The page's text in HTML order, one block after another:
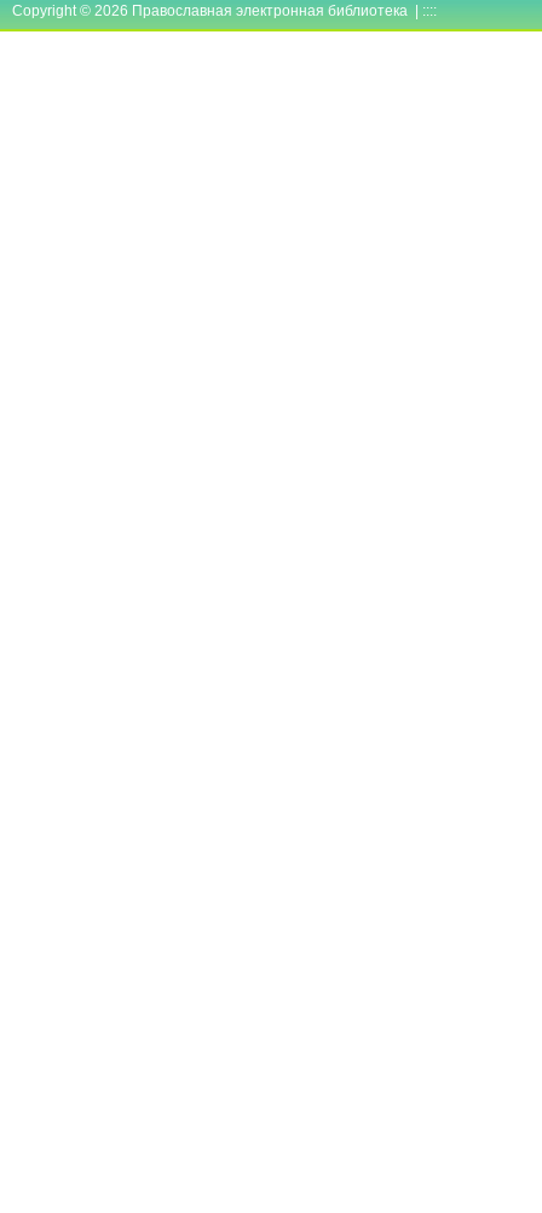
Copyright © 2026 Православная электронная библиотека | ::::